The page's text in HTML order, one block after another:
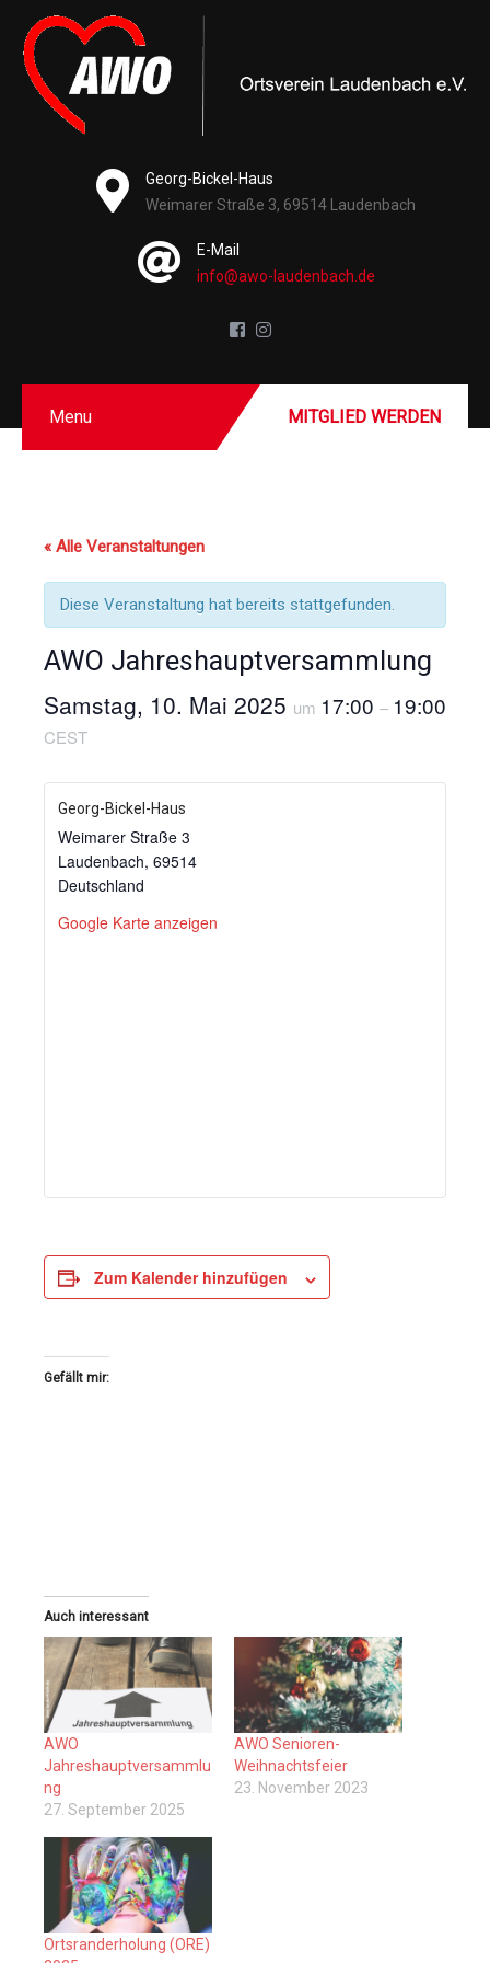
Georg-Bickel-Haus
Weimarer Straße 3, 69514 Laudenbach
E-Mail
info@awo-laudenbach.de
Menu MITGLIED WERDEN
« Alle Veranstaltungen
Diese Veranstaltung hat bereits stattgefunden.
AWO Jahreshauptversammlung
Samstag, 10. Mai 2025 um 17:00 – 19:00
CEST
Georg-Bickel-Haus
Weimarer Straße 3
Laudenbach, 69514
Deutschland
Google Karte anzeigen
Zum Kalender hinzufügen
Gefällt mir:
Auch interessant
AWO
Jahreshauptversammlu
ng
27. September 2025
AWO Senioren-
Weihnachtsfeier
23. November 2023
Ortsranderholung (ORE)